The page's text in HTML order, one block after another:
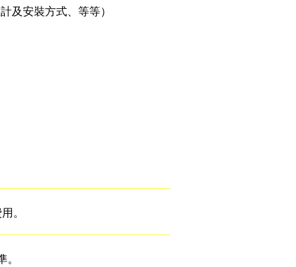
及安裝方式、等等）
。